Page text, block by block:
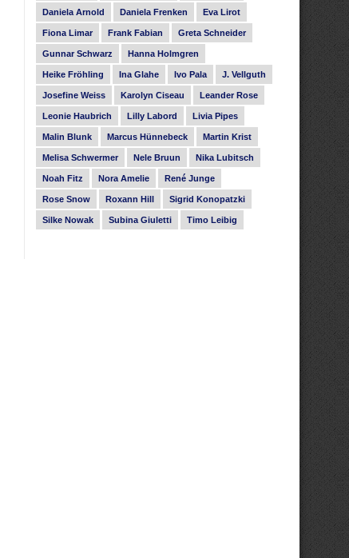
Daniela Arnold Daniela Frenken Eva Lirot
Fiona Limar Frank Fabian Greta Schneider
Gunnar Schwarz Hanna Holmgren
Heike Fröhling Ina Glahe Ivo Pala J. Vellguth
Josefine Weiss Karolyn Ciseau Leander Rose
Leonie Haubrich Lilly Labord Livia Pipes
Malin Blunk Marcus Hünnebeck Martin Krist
Melisa Schwermer Nele Bruun Nika Lubitsch
Noah Fitz Nora Amelie René Junge
Rose Snow Roxann Hill Sigrid Konopatzki
Silke Nowak Subina Giuletti Timo Leibig